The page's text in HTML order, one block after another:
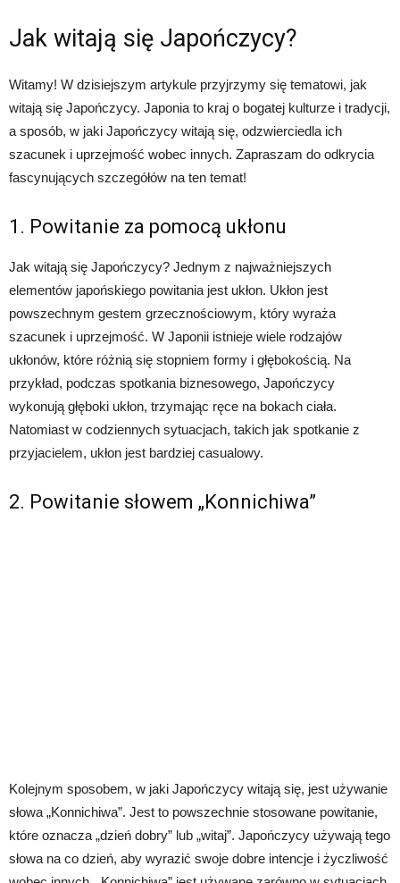
Jak witają się Japończycy?
Witamy! W dzisiejszym artykule przyjrzymy się tematowi, jak
witają się Japończycy. Japonia to kraj o bogatej kulturze i tradycji,
a sposób, w jaki Japończycy witają się, odzwierciedla ich
szacunek i uprzejmość wobec innych. Zapraszam do odkrycia
fascynujących szczegółów na ten temat!
1. Powitanie za pomocą ukłonu
Jak witają się Japończycy? Jednym z najważniejszych
elementów japońskiego powitania jest ukłon. Ukłon jest
powszechnym gestem grzecznościowym, który wyraża
szacunek i uprzejmość. W Japonii istnieje wiele rodzajów
ukłonów, które różnią się stopniem formy i głębokością. Na
przykład, podczas spotkania biznesowego, Japończycy
wykonują głęboki ukłon, trzymając ręce na bokach ciała.
Natomiast w codziennych sytuacjach, takich jak spotkanie z
przyjacielem, ukłon jest bardziej casualowy.
2. Powitanie słowem „Konnichiwa”
Kolejnym sposobem, w jaki Japończycy witają się, jest używanie
słowa „Konnichiwa”. Jest to powszechnie stosowane powitanie,
które oznacza „dzień dobry” lub „witaj”. Japończycy używają tego
słowa na co dzień, aby wyrazić swoje dobre intencje i życzliwość